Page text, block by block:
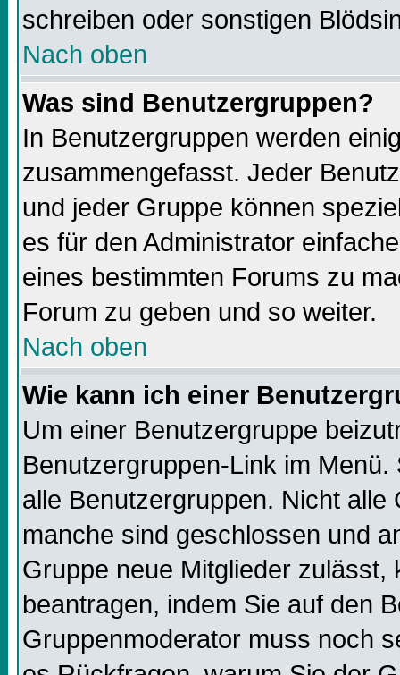
schreiben oder sonstigen
Nach oben
Was sind Benutzergruppen?
In Benutzergruppen werden
zusammengefasst. Jeder
und jeder Gruppe können
es für den Administrator
eines bestimmten Forums zu
Forum zu geben und so weiter.
Nach oben
Wie kann ich einer
Um einer Benutzergruppe
Benutzergruppen-Link im
alle Benutzergruppen. Nicht
manche sind geschlossen und
Gruppe neue Mitglieder zulässt,
beantragen, indem Sie auf den
Gruppenmoderator muss noch